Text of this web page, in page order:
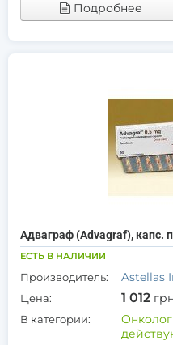
Подробнее
Адваграф (Advagraf), капс.
ЕСТЬ В НАЛИЧИИ
Производитель: Astellas
Цена: 1 012 грн
В категории: